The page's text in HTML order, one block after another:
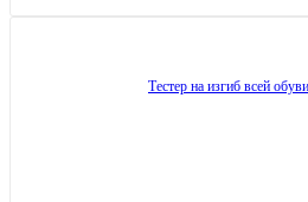
Тестер на изгиб всей